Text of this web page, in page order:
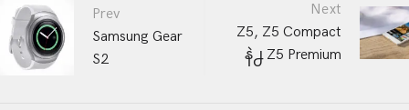
Prev
Samsung Gear
S2
Next
Z5, Z5 Compact
နဲ႕ Z5 Premium